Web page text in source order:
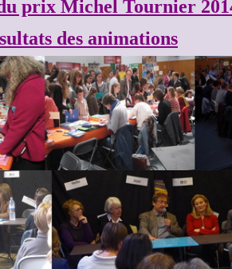
des animations
prix Michel Tournier